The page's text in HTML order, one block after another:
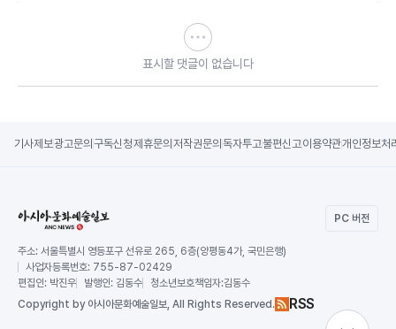
표시할 댓글이 없습니다
기사제보광고문의 구독신청제휴문의 저작권문의 독자투고불편신고이용약관개인정보처
PC 버전
주소: 서울특별시 영등포구 선유로 265, 6층(양평동4가, 국민은행)
사업자등록번호: 755-87-02429
편집인: 박진우 발행인: 김동수 청소년보호책임자:김동수
Copyright by 아시아문화예술일보, All Rights Reserved. RSS